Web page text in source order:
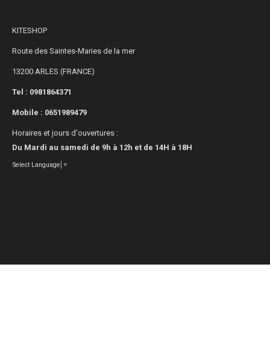
KITESHOP
Route des Saintes-Maries de la mer
13200 ARLES (FRANCE)
Tel : 0981864371
Mobile : 0651989479
Horaires et jours d'ouvertures :
Du Mardi au samedi de 9h à 12h et de 14H à 18H
Select Language ▼